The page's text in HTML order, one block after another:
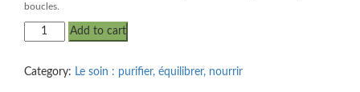
boucles.
Baume
au
100ml
Add to cart
Category: Le soin : purifier, équilibrer, nourrir